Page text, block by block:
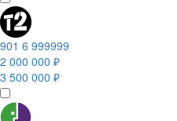
901 6 999999
2 000 000 ₽
3 500 000 ₽